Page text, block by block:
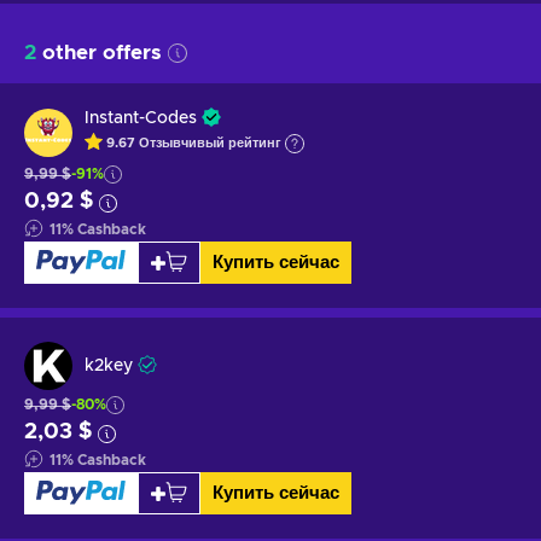
2 other offers
Instant-Codes
9.67 Отзывчивый рейтинг
9,99 $-91%
0,92 $
11% Cashback
Купить сейчас
k2key
9,99 $-80%
2,03 $
11% Cashback
Купить сейчас